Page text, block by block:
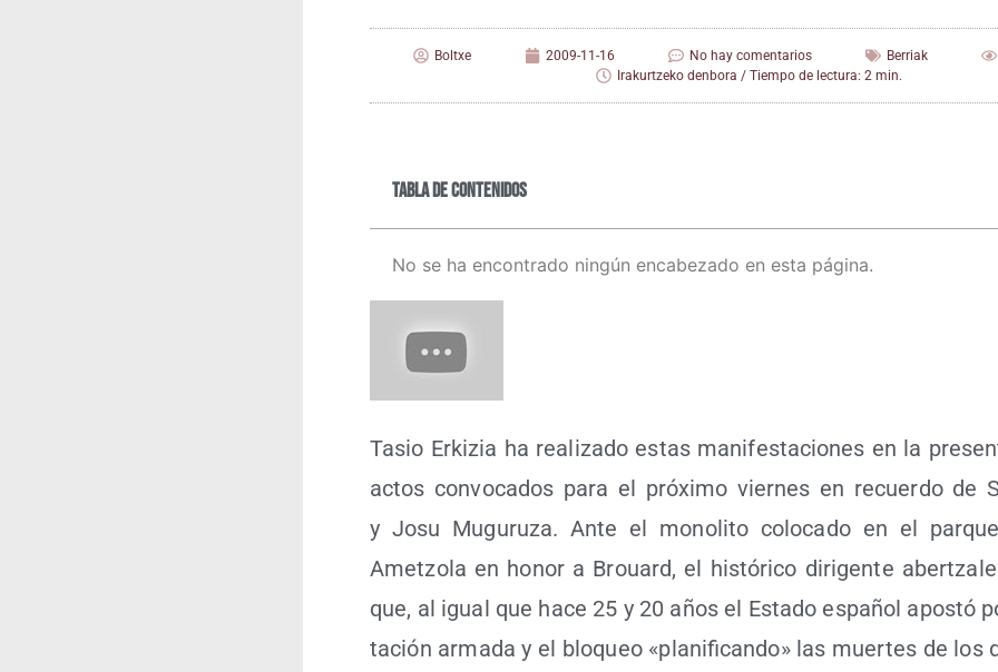
Boltxe 2009-11-16 No hay comentarios Berriak
Irakurtzeko denbora / Tiempo de lectura: 2 min.
Tabla de contenidos
No se ha encontrado ningún encabezado en esta página.
Tasio Erki­zia ha rea­li­za­do estas mani­fes­ta­cio­nes en la
actos con­vo­ca­dos para el pró­xi­mo vier­nes en recuer­do de
y Josu Mugu­ru­za. Ante el mono­li­to colo­ca­do en el
Ametzo­la en honor a Brouard, el his­tó­ri­co diri­gen­te
que, al igual que hace 25 y 20 años el Esta­do espa­ñol apos­tó
ta­ción arma­da y el blo­queo «pla­ni­fi­can­do» las muer­tes de los